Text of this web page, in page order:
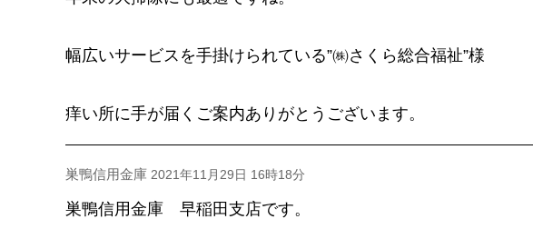
幅広いサービスを手掛けられている”㈱さくら総合福祉”様
痒い所に手が届くご案内ありがとうございます。
巣鴨信用金庫 2021年11月29日 16時18分
巣鴨信用金庫 早稲田支店です。